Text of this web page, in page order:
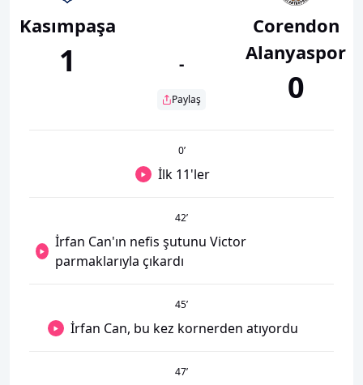
Kasımpaşa
1 -
Paylaş
Corendon
Alanyaspor
0
0’
İlk 11'ler
42’
İrfan Can'ın nefis şutunu Victor
parmaklarıyla çıkardı
45’
İrfan Can, bu kez kornerden atıyordu
47’